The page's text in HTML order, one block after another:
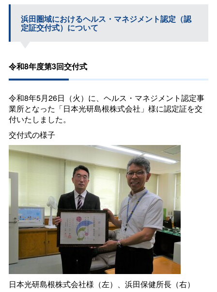
浜田圏域におけるヘルス・マネジメント認定（認
定証交付式）について
令和8年度第3回交付式
令和8年5月26日（火）に、ヘルス・マネジメント認定事
業所となった「日本光研島根株式会社」様に認定証を交
付いたしました。
交付式の様子
日本光研島根株式会社様（左）、浜田保健所長（右）